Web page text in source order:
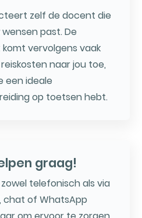
zelf de docent die
past. De
vervolgens vaak
naar jou toe,
een ideale
op toetsen hebt.
graag!
telefonisch als via
chat of WhatsApp